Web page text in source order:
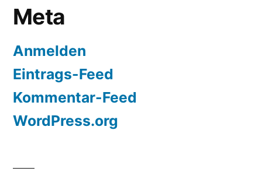
Meta
Anmelden
Eintrags-Feed
Kommentar-Feed
WordPress.org